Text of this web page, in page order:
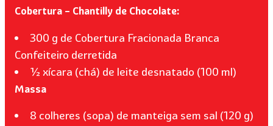
Cobertura – Chantilly de Chocolate:
300 g de Cobertura Fracionada Branca
Confeiteiro derretida
½ xícara (chá) de leite desnatado (100 ml)
Massa
8 colheres (sopa) de manteiga sem sal (120 g)